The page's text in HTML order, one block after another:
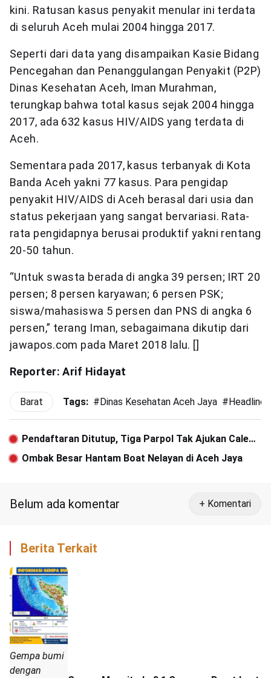
kini. Ratusan kasus penyakit menular ini terdata
di seluruh Aceh mulai 2004 hingga 2017.
Seperti dari data yang disampaikan Kasie Bidang
Pencegahan dan Penanggulangan Penyakit (P2P)
Dinas Kesehatan Aceh, Iman Murahman,
terungkap bahwa total kasus sejak 2004 hingga
2017, ada 632 kasus HIV/AIDS yang terdata di
Aceh.
Sementara pada 2017, kasus terbanyak di Kota
Banda Aceh yakni 77 kasus. Para pengidap
penyakit HIV/AIDS di Aceh berasal dari usia dan
status pekerjaan yang sangat bervariasi. Rata-
rata pengidapnya berusai produktif yakni rentang
20-50 tahun.
“Untuk swasta berada di angka 39 persen; IRT 20
persen; 8 persen karyawan; 6 persen PSK;
siswa/mahasiswa 5 persen dan PNS di angka 6
persen,” terang Iman, sebagaimana dikutip dari
jawapos.com pada Maret 2018 lalu. []
Reporter: Arif Hidayat
Barat Tags: #Dinas Kesehatan Aceh Jaya #Headline
Pendaftaran Ditutup, Tiga Parpol Tak Ajukan Caleg
ke KIP Subulussalam
Ombak Besar Hantam Boat Nelayan di Aceh Jaya
Belum ada komentar + Komentari
Berita Terkait
Gempa bumi
dengan